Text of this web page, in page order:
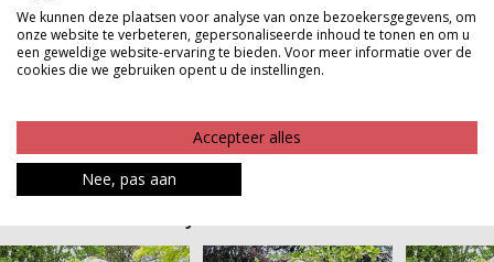
blouse nét dat beetje extra geeft. Perfect te
combineren met de rest van de mix and match serie
voor eindeloos veel outfits
Product kenmerken
Betaalinformatie
We kunnen deze plaatsen voor analyse van onze bezoekersgegevens, om
onze website te verbeteren, gepersonaliseerde inhoud te tonen en om u
een geweldige website-ervaring te bieden. Voor meer informatie over de
cookies die we gebruiken opent u de instellingen.
Accepteer alles
Nee, pas aan